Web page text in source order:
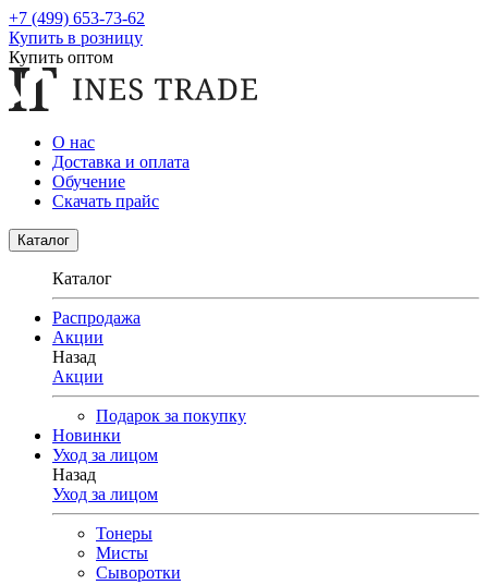
+7 (499) 653-73-62
Купить в розницу
Купить оптом
О нас
Доставка и оплата
Обучение
Скачать прайс
Каталог
Каталог
Распродажа
Акции
Назад
Акции
Подарок за покупку
Новинки
Уход за лицом
Назад
Уход за лицом
Тонеры
Мисты
Сыворотки